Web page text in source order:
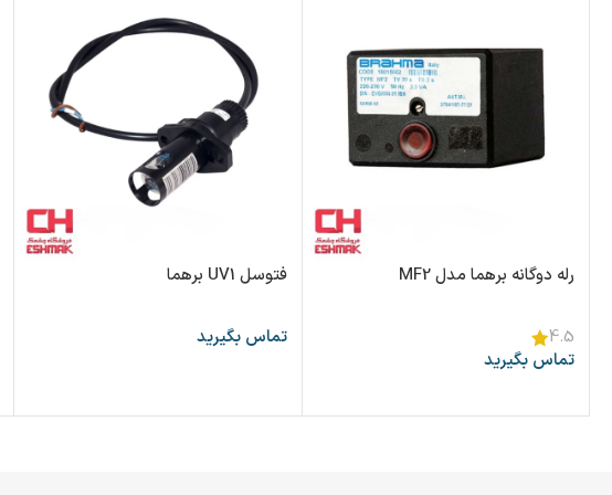
رله دوگانه برهما مدل MF2
4.5
تماس بگیرید
فتوسل UV1 برهما
تماس بگیرید